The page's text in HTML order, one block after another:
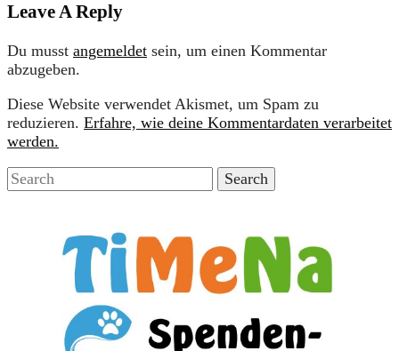
Leave A Reply
Du musst angemeldet sein, um einen Kommentar
abzugeben.
Diese Website verwendet Akismet, um Spam zu
reduzieren. Erfahre, wie deine Kommentardaten verarbeitet
werden.